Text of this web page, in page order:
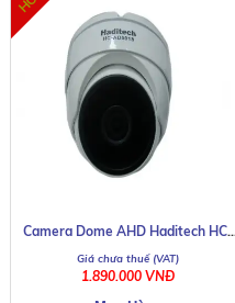
Camera Dome AHD Haditech HC-
AD5018
1.890.000 VNĐ